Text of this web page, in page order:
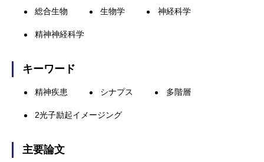
総合生物 生物学 神経科学
精神神経科学
キーワード
精神疾患 シナプス 多階層
2光子励起イメージング
主要論文